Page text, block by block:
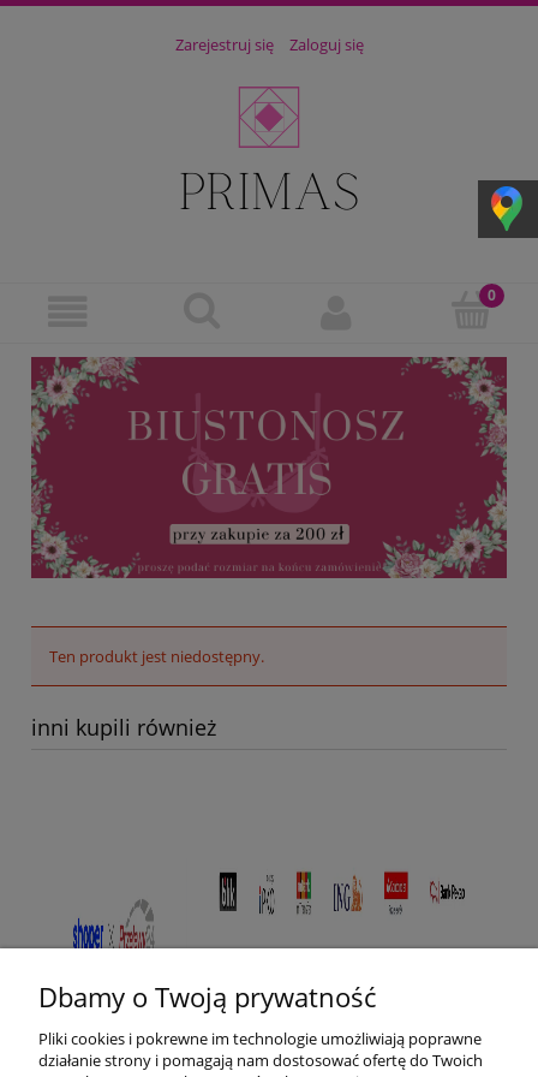
Zarejestruj się Zaloguj się
Ten produkt jest niedostępny.
inni kupili również
Dbamy o Twoją prywatność
Pliki cookies i pokrewne im technologie umożliwiają poprawne
działanie strony i pomagają nam dostosować ofertę do Twoich